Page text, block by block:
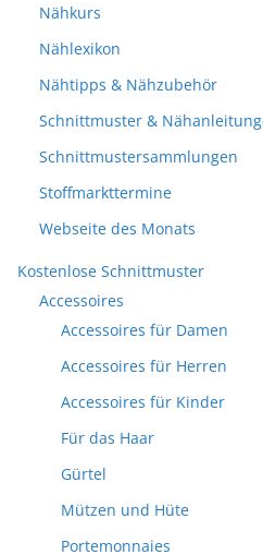
Nähkurs
Nählexikon
Nähtipps & Nähzubehör
Schnittmuster &
Schnittmustersammlungen
Stoffmarkttermine
Webseite des Monats
Kostenlose Schnittmuster
Accessoires
Accessoires für Damen
Accessoires für Herren
Accessoires für Kinder
Für das Haar
Gürtel
Mützen und Hüte
Portemonnaies